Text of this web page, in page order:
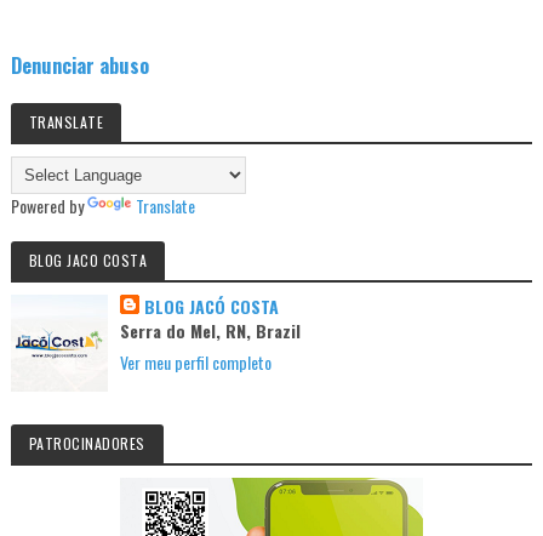
Denunciar abuso
TRANSLATE
Powered by Translate
BLOG JACO COSTA
BLOG JACÓ COSTA
Serra do Mel, RN, Brazil
Ver meu perfil completo
PATROCINADORES